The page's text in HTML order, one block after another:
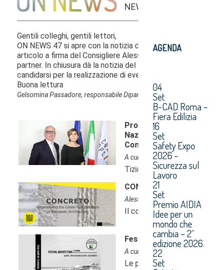
AGENDA
04
Set
B-CAD Roma –
Fiera Edilizia
16
Set
Safety Expo
2026 -
Sicurezza sul
Lavoro
21
Set
Premio AIDIA
Idee per un
mondo che
cambia – 2^
edizione 2026.
22
Set